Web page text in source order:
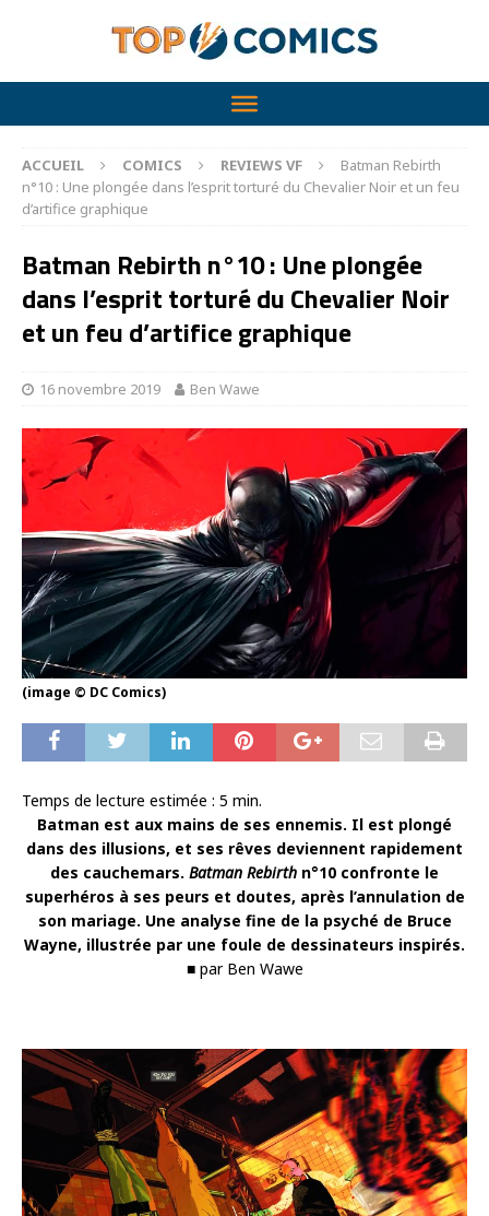
ACCUEIL COMICS REVIEWS VF
Batman Rebirth
n°10 : Une plongée dans l’esprit torturé du Chevalier Noir et un feu
d’artifice graphique
Batman Rebirth n°10 : Une plongée
dans l’esprit torturé du Chevalier Noir
et un feu d’artifice graphique
16 novembre 2019 Ben Wawe
(image © DC Comics)
Temps de lecture estimée : 5 min.
Batman est aux mains de ses ennemis. Il est plongé
dans des illusions, et ses rêves deviennent rapidement
des cauchemars. Batman Rebirth n°10 confronte le
superhéros à ses peurs et doutes, après l’annulation de
son mariage. Une analyse fine de la psyché de Bruce
Wayne, illustrée par une foule de dessinateurs inspirés.
■ par Ben Wawe